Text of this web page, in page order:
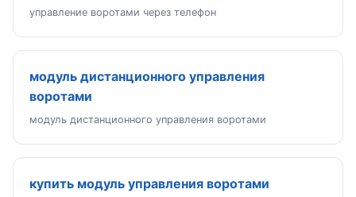
управление воротами через телефон
модуль дистанционного управления
воротами
модуль дистанционного управления воротами
купить модуль управления воротами